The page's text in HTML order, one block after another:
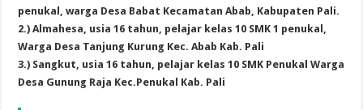
penukal, warga Desa Babat Kecamatan Abab, Kabupaten Pali.
2.) Almahesa, usia 16 tahun, pelajar kelas 10 SMK 1 penukal,
Warga Desa Tanjung Kurung Kec. Abab Kab. Pali
3.) Sangkut, usia 16 tahun, pelajar kelas 10 SMK Penukal Warga
Desa Gunung Raja Kec.Penukal Kab. Pali